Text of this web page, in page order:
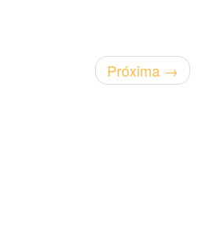
Próxima →